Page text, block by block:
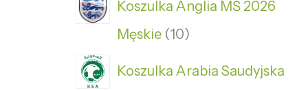
Koszulka Anglia MŚ 2026
Męskie 10
Koszulka Arabia Saudyjska